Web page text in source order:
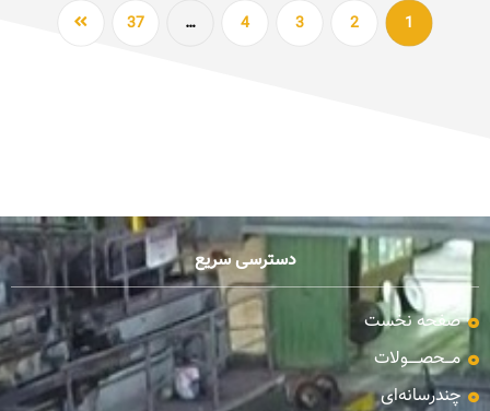
1
2
3
4
…
37
دسترسی سریع
صفحه نخست
مـــحصـــــولات
چندرسانه‌ای